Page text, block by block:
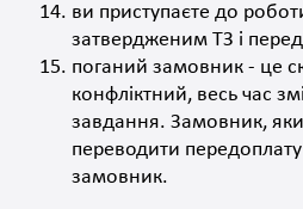
ви приступаєте до
затвердженим ТЗ і
поганий замовник - це
конфліктний, весь час
завдання. Замовник,
переводити
замовник.